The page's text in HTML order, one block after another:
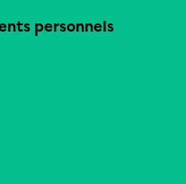
personnels